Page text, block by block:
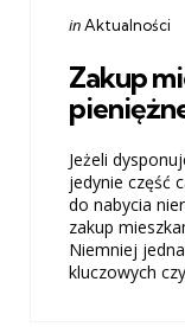
Categories
Posted
inAktualności
Zakup
Jeżeli
jedynie część
do nabycia
zakup
Niemniej
kluczowych